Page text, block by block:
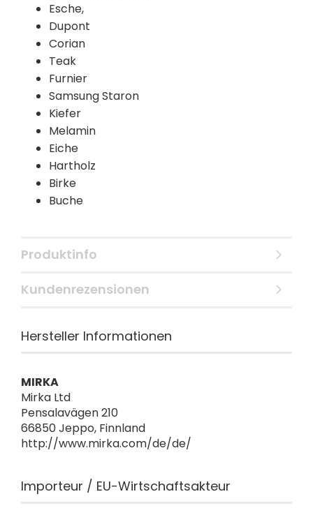
Esche,
Dupont
Corian
Teak
Furnier
Samsung Staron
Kiefer
Melamin
Eiche
Hartholz
Birke
Buche
Produktinfo
Kundenrezensionen
Hersteller Informationen
MIRKA
Mirka Ltd
Pensalavägen 210
66850 Jeppo, Finnland
http://www.mirka.com/de/de/
Importeur / EU-Wirtschaftsakteur